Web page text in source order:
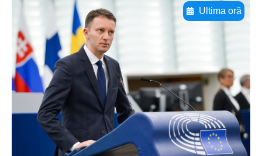
Ultima oră
Adaugă aici textul pentru
subtitluAdaugă aici
textul pentru
subtitluAdaugă aici
textul pentru
subtitluAdaugă aici
textul pentru subti